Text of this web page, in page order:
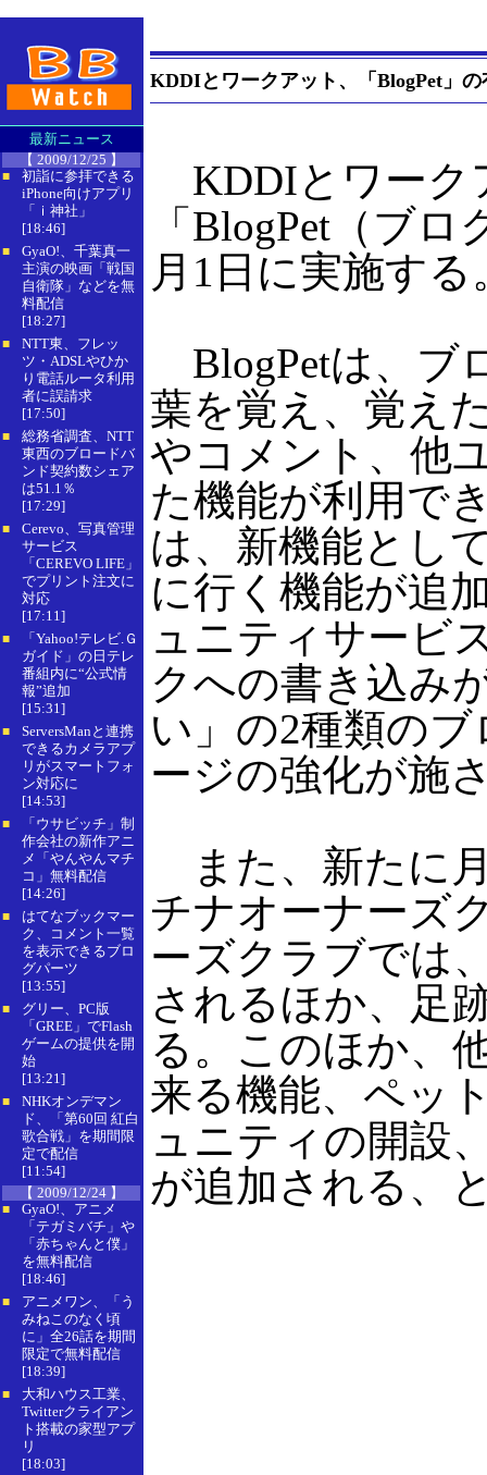
最新ニュース
【 2009/12/25 】
■
初詣に参拝できる
iPhone向けアプリ
「ｉ神社」
[18:46]
■
GyaO!、千葉真一
主演の映画「戦国
自衛隊」などを無
料配信
[18:27]
■
NTT東、フレッ
ツ・ADSLやひか
り電話ルータ利用
者に誤請求
[17:50]
■
総務省調査、NTT
東西のブロードバ
ンド契約数シェア
は51.1％
[17:29]
■
Cerevo、写真管理
サービス
「CEREVO LIFE」
でプリント注文に
対応
[17:11]
■
「Yahoo!テレビ.Ｇ
ガイド」の日テレ
番組内に“公式情
報”追加
[15:31]
■
ServersManと連携
できるカメラアプ
リがスマートフォ
ン対応に
[14:53]
■
「ウサビッチ」制
作会社の新作アニ
メ「やんやんマチ
コ」無料配信
[14:26]
■
はてなブックマー
ク、コメント一覧
を表示できるブロ
グパーツ
[13:55]
■
グリー、PC版
「GREE」でFlash
ゲームの提供を開
始
[13:21]
■
NHKオンデマン
ド、「第60回 紅白
歌合戦」を期間限
定で配信
[11:54]
【 2009/12/24 】
■
GyaO!、アニメ
「テガミバチ」や
「赤ちゃんと僕」
を無料配信
[18:46]
■
アニメワン、「う
みねこのなく頃
に」全26話を期間
限定で無料配信
[18:39]
■
大和ハウス工業、
Twitterクライアン
ト搭載の家型アプ
リ
[18:03]
KDDIとワークアット、「BlogPet」
KDDIとワーク
「BlogPet（ブ
月1日に実施する
BlogPetは、ブ
葉を覚え、覚え
やコメント、他
た機能が利用で
は、新機能とし
に行く機能が追
ュニティサービ
クへの書き込み
い」の2種類の
ージの強化が施
また、新たに
チナオーナーズ
ーズクラブでは
されるほか、足
る。このほか、
来る機能、ペッ
ュニティの開設
が追加される、